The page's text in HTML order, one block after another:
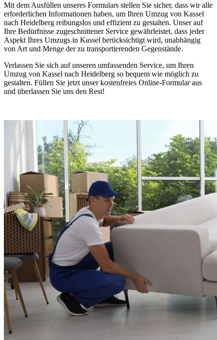
Mit dem Ausfüllen unseres Formulars stellen Sie sicher, dass wir alle
erforderlichen Informationen haben, um Ihren Umzug von Kassel
nach Heidelberg reibungslos und effizient zu gestalten. Unser auf
Ihre Bedürfnisse zugeschnittener Service gewährleistet, dass jeder
Aspekt Ihres Umzugs in Kassel berücksichtigt wird, unabhängig
von Art und Menge der zu transportierenden Gegenstände.
Verlassen Sie sich auf unseren umfassenden Service, um Ihren
Umzug von Kassel nach Heidelberg so bequem wie möglich zu
gestalten. Füllen Sie jetzt unser kostenfreies Online-Formular aus
und überlassen Sie uns den Rest!